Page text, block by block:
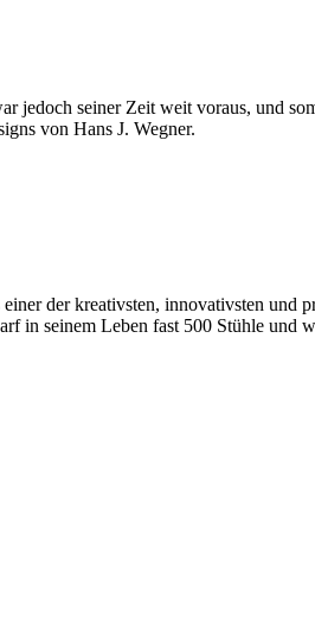
seiner Zeit weit voraus, und
von Hans J. Wegner.
der kreativsten, innovativsten
in seinem Leben fast 500 Stühle und